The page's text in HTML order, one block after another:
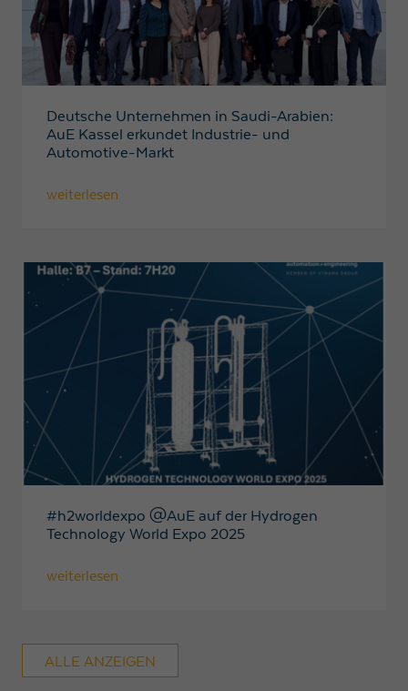
Deutsche Unternehmen in Saudi-Arabien:
AuE Kassel erkundet Industrie- und
Automotive-Markt
weiterlesen
#h2worldexpo @AuE auf der Hydrogen
Technology World Expo 2025
weiterlesen
ALLE ANZEIGEN
Anbieter Google LLC
Laufzeit 1 Tag
Anforderungsrate einzuschränken
Zweck
Registriert eine eindeutige ID, die verwendet wird,
um statistische Daten dazu, wie der Besucher die
Website nutzt, zu generieren.